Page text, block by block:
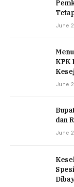
June
KPK
June
dan
June